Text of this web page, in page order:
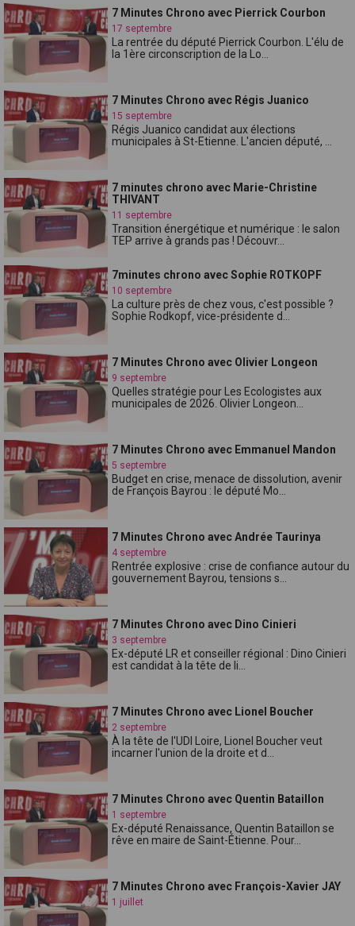
7 Minutes Chrono avec Pierrick Courbon
17 septembre
La rentrée du député Pierrick Courbon. L'élu de
la 1ère circonscription de la Lo...
7 Minutes Chrono avec Régis Juanico
15 septembre
Régis Juanico candidat aux élections
municipales à St-Etienne. L'ancien député, ...
7 minutes chrono avec Marie-Christine
THIVANT
11 septembre
Transition énergétique et numérique : le salon
TEP arrive à grands pas ! Découvr...
7minutes chrono avec Sophie ROTKOPF
10 septembre
La culture près de chez vous, c'est possible ?
Sophie Rodkopf, vice-présidente d...
7 Minutes Chrono avec Olivier Longeon
9 septembre
Quelles stratégie pour Les Ecologistes aux
municipales de 2026. Olivier Longeon...
7 Minutes Chrono avec Emmanuel Mandon
5 septembre
Budget en crise, menace de dissolution, avenir
de François Bayrou : le député Mo...
7 Minutes Chrono avec Andrée Taurinya
4 septembre
Rentrée explosive : crise de confiance autour du
gouvernement Bayrou, tensions s...
7 Minutes Chrono avec Dino Cinieri
3 septembre
Ex-député LR et conseiller régional : Dino Cinieri
est candidat à la tête de li...
7 Minutes Chrono avec Lionel Boucher
2 septembre
À la tête de l'UDI Loire, Lionel Boucher veut
incarner l'union de la droite et d...
7 Minutes Chrono avec Quentin Bataillon
1 septembre
Ex-député Renaissance, Quentin Bataillon se
rêve en maire de Saint-Étienne. Pour...
7 Minutes Chrono avec François-Xavier JAY
1 juillet